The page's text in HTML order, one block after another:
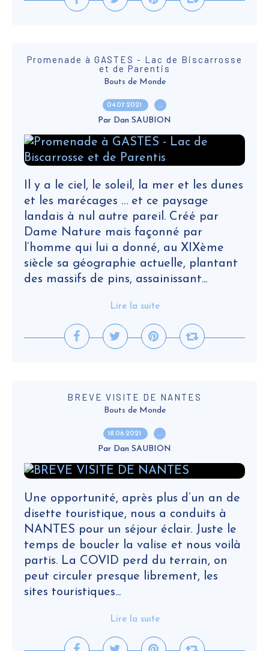
Promenade à GASTES - Lac de Biscarrosse
et de Parentis
Bouts de Monde
04.07.2021 …
Par Dan SAUBION
Il y a le ciel, le soleil, la mer et les dunes
et les marécages … et ce paysage
landais à nul autre pareil. Créé par
Dame Nature mais façonné par
l’homme qui lui a donné, au XIXème
siècle sa géographie actuelle, plantant
des massifs de pins, assainissant...
Lire la suite
BREVE VISITE DE NANTES
Bouts de Monde
18.06.2021 …
Par Dan SAUBION
Une opportunité, après plus d’un an de
disette touristique, nous a conduits à
NANTES pour un séjour éclair. Juste le
temps de boucler la valise et nous voilà
partis. La COVID perd du terrain, on
peut circuler presque librement, les
sites touristiques...
Lire la suite